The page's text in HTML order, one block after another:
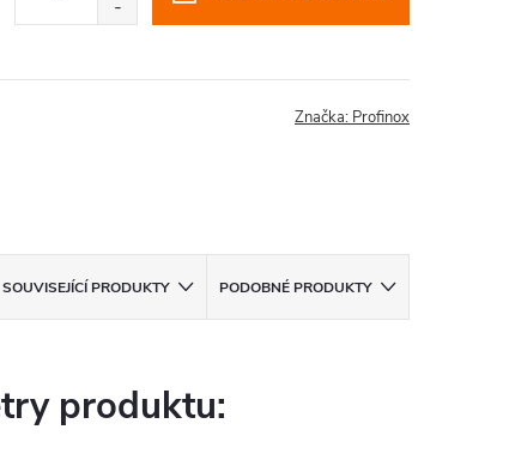
Značka: Profinox
SOUVISEJÍCÍ PRODUKTY PODOBNÉ PRODUKTY
produktu: